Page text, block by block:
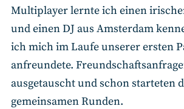
Multiplayer lernte ich einen
und einen DJ aus Amsterdam
ich mich im Laufe unserer ersten
anfreundete.
ausgetauscht und schon starteten
gemeinsamen Runden.